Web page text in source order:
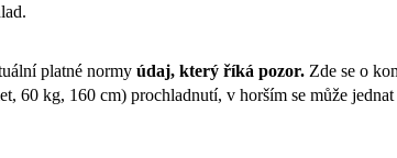
platné normy údaj, který říká pozor. Zde se o
60 kg, 160 cm) prochladnutí, v horším se může